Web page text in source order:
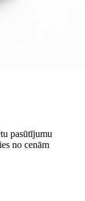
pasūtījumu
no cenām